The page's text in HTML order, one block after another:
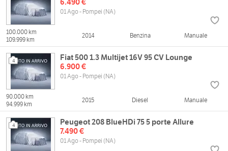
01 Ago - Pompei (NA)
100.000 km
109.999 km
2014 Benzina Manuale
4
Fiat 500 1.3 Multijet 16V 95 CV Lounge
6.900 €
01 Ago - Pompei (NA)
90.000 km
94.999 km
2015 Diesel Manuale
4
Peugeot 208 BlueHDi 75 5 porte Allure
7.490 €
01 Ago - Pompei (NA)